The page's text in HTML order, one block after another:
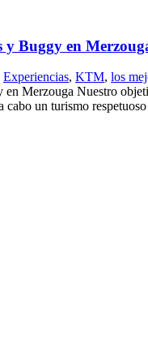
Buggy en
Experiencias, KTM, los
Merzouga Nuestro
un turismo